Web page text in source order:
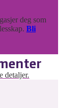
deg som
Bli
detaljer.